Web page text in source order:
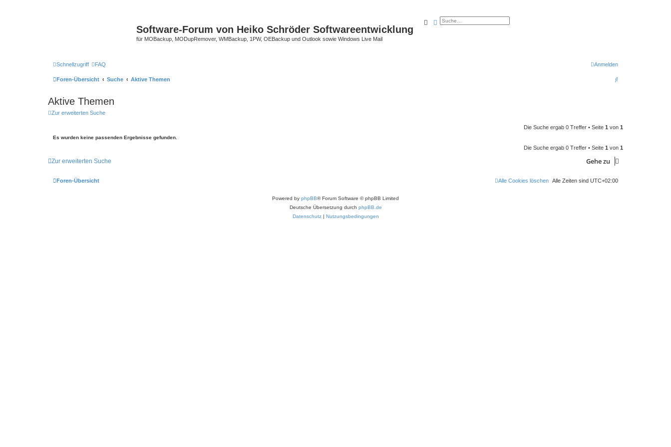
Software-Forum von Heiko Schröder Softwareentwicklung
für MOBackup, MODupRemover, WMBackup, 1PW, OEBackup und Outlook sowie Windows Live Mail
SucheErweiterte Suche
Schnellzugriff FAQ Anmelden
Foren-Übersicht Suche Aktive Themen
S
e
Aktive Themen
Zur erweiterten Suche
Die Suche ergab 0 Treffer • Seite 1 von 1
Es wurden keine passenden Ergebnisse gefunden.
Die Suche ergab 0 Treffer • Seite 1 von 1
Zur erweiterten Suche Gehe zu
Foren-Übersicht Alle Zeiten sind UTC+02:00
Alle Cookies löschen
Powered by phpBB® Forum Software © phpBB Limited
Deutsche Übersetzung durch phpBB.de
Datenschutz| Nutzungsbedingungen